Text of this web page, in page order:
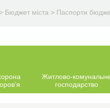
> Бюджет міста > Паспорти
Житлово-комунальне
господарство